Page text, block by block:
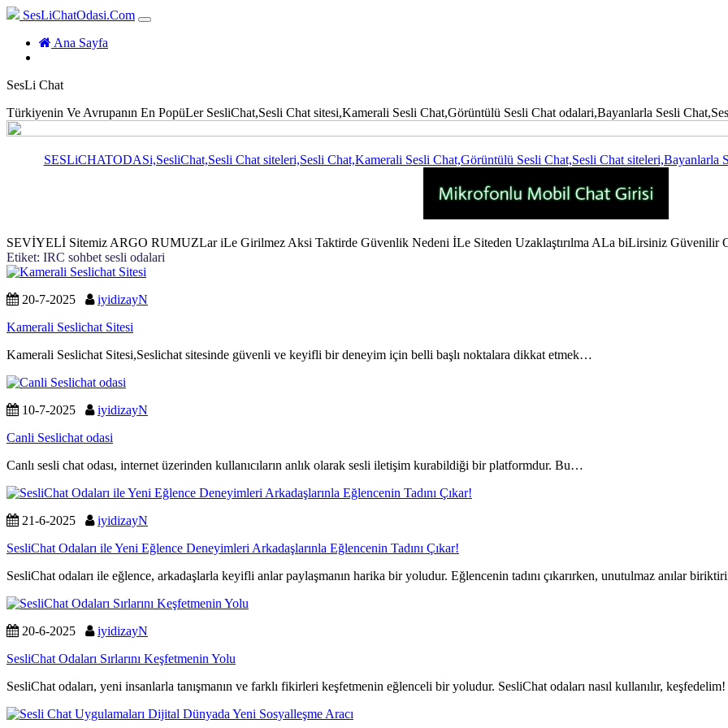
SesLiChatOdasi.Com
Ana Sayfa
SesLi Chat
Türkiyenin Ve Avrupanın En PopüLer SesliChat,Sesli Chat sitesi,Kamerali Sesli Chat,Görüntülü Sesli Chat odalari,Bayanlarla Sesli
SESLiCHATODASi,SesliChat,Sesli Chat siteleri,Sesli Chat,Kamerali Sesli Chat,Görüntülü Sesli Chat,Sesli Chat
SEVİYELİ Sitemiz ARGO RUMUZLar iLe Girilmez Aksi Taktirde Güvenlik Nedeni İLe Siteden Uzaklaştırılma ALa biLirsiniz Güvenilir
Etiket: IRC sohbet sesli odalari
20-7-2025
iyidizayN
Kamerali Seslichat Sitesi
Kamerali Seslichat Sitesi,Seslichat sitesinde güvenli ve keyifli bir deneyim için belli başlı noktalara dikkat etmek…
10-7-2025
iyidizayN
Canli Seslichat odasi
Canlı sesli chat odası, internet üzerinden kullanıcıların anlık olarak sesli iletişim kurabildiği bir platformdur. Bu…
21-6-2025
iyidizayN
SesliChat Odaları ile Yeni Eğlence Deneyimleri Arkadaşlarınla Eğlencenin Tadını Çıkar!
SesliChat odaları ile eğlence, arkadaşlarla keyifli anlar paylaşmanın harika bir yoludur. Eğlencenin tadını çıkarırken, unutulmaz anılar
20-6-2025
iyidizayN
SesliChat Odaları Sırlarını Keşfetmenin Yolu
SesliChat odaları, yeni insanlarla tanışmanın ve farklı fikirleri keşfetmenin eğlenceli bir yoludur. SesliChat odaları nasıl kullanılır, keşfedelim!